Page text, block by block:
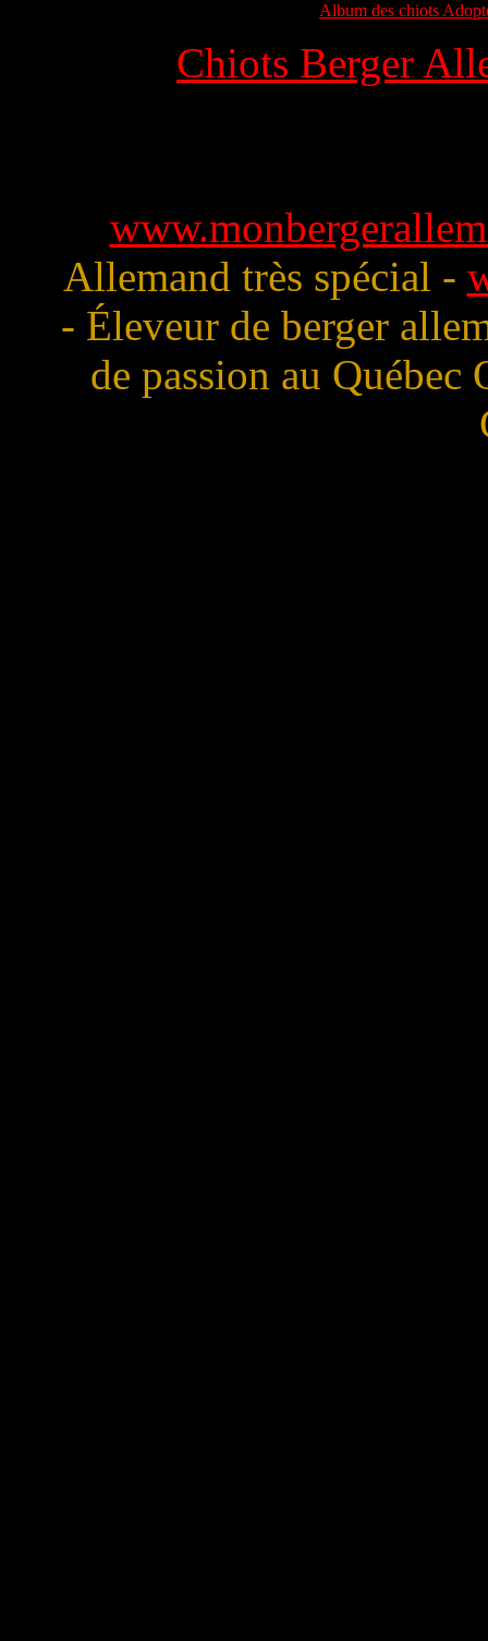
Album des chiots
Chiots Berger
Allemand très spécial -
- Éleveur de berger
de passion au Québec